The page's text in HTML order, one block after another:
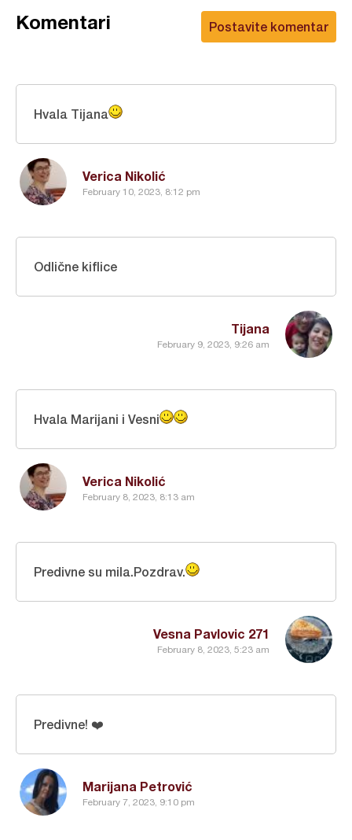
Postavite komentar
Komentari
Verica Nikolić
February 10, 2023, 8:12 pm
Hvala Tijana
Tijana
February 9, 2023, 9:26 am
Odlične kiflice
Verica Nikolić
February 8, 2023, 8:13 am
Hvala Marijani i Vesni
Vesna Pavlovic 271
February 8, 2023, 5:23 am
Predivne su mila.Pozdrav.
Marijana Petrović
February 7, 2023, 9:10 pm
Predivne! ❤️